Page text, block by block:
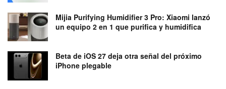
Mijia Purifying Humidifier 3 Pro: Xiaomi lanzó
un equipo 2 en 1 que purifica y humidifica
Beta de iOS 27 deja otra señal del próximo
iPhone plegable